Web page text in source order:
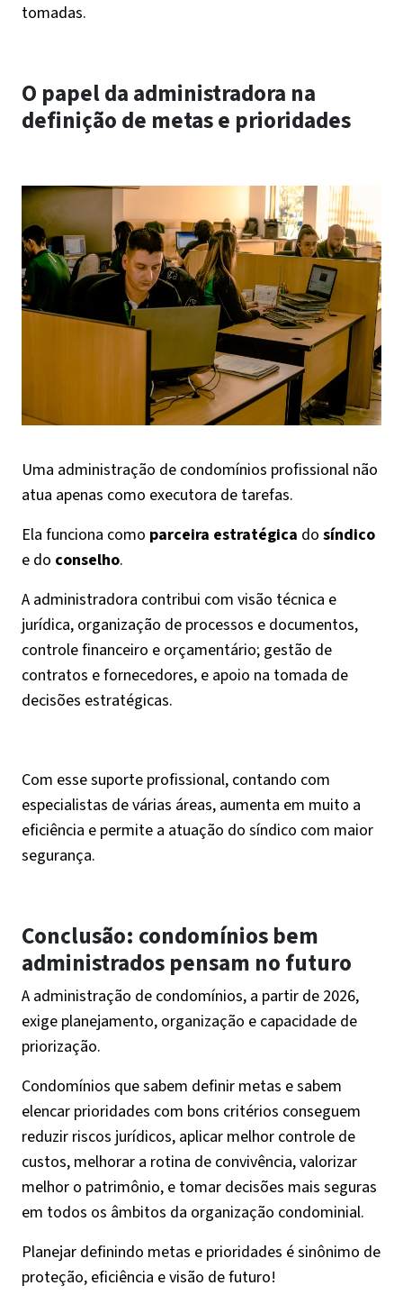
tomadas.
O papel da administradora na
definição de metas e prioridades
Uma administração de condomínios profissional não
atua apenas como executora de tarefas.
Ela funciona como parceira estratégica do síndico
e do conselho.
A administradora contribui com visão técnica e
jurídica, organização de processos e documentos,
controle financeiro e orçamentário; gestão de
contratos e fornecedores, e apoio na tomada de
decisões estratégicas.
Com esse suporte profissional, contando com
especialistas de várias áreas, aumenta em muito a
eficiência e permite a atuação do síndico com maior
segurança.
Conclusão: condomínios bem
administrados pensam no futuro
A administração de condomínios, a partir de 2026,
exige planejamento, organização e capacidade de
priorização.
Condomínios que sabem definir metas e sabem
elencar prioridades com bons critérios conseguem
reduzir riscos jurídicos, aplicar melhor controle de
custos, melhorar a rotina de convivência, valorizar
melhor o patrimônio, e tomar decisões mais seguras
em todos os âmbitos da organização condominial.
Planejar definindo metas e prioridades é sinônimo de
proteção, eficiência e visão de futuro!